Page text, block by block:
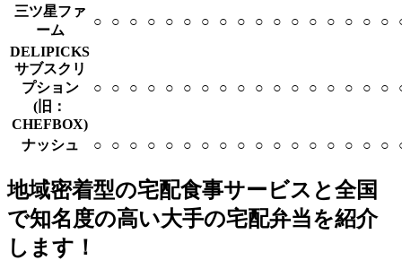
三ツ星ファ
ーム
○ ○ ○ ○ ○ ○ ○ ○ ○ ○ ○ ○ ○ ○ ○ ○ ○
DELIPICKS
サブスクリ
プション
(旧：
CHEFBOX)
○ ○ ○ ○ ○ ○ ○ ○ ○ ○ ○ ○ ○ ○ ○ ○ ○
ナッシュ ○ ○ ○ ○ ○ ○ ○ ○ ○ ○ ○ ○ ○ ○ ○ ○ ○
地域密着型の宅配食事サービスと全国
で知名度の高い大手の宅配弁当を紹介
します！